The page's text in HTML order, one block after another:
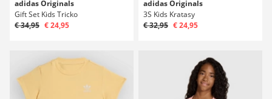
adidas Originals
Gift Set Kids Tricko
€ 34,95 € 24,95
adidas Originals
3S Kids Kratasy
€ 32,95 € 24,95